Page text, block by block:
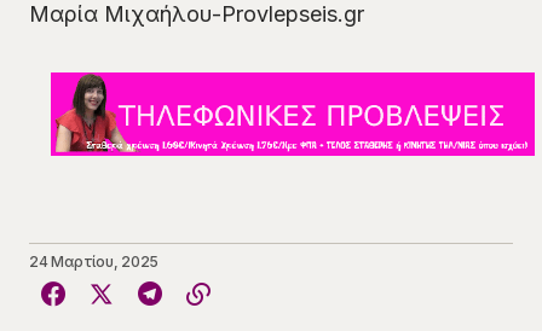
Μαρία Μιχαήλου-Provlepseis.gr
24 Μαρτίου, 2025